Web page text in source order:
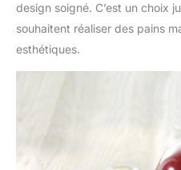
design soigné. C’est un choix
souhaitent réaliser des pains
esthétiques.